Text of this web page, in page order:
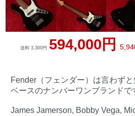
送料 3,300円 594,000円
Fender（フェンダー）は言わず
ベースのナンバーワンブランドで
James Jamerson, Bobby Vega,